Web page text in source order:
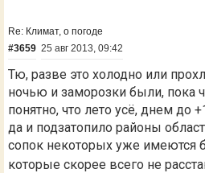
Re: Климат, о погоде
#3659 25 авг 2013, 09:42
Тю, разве это холодно или
ночью и заморозки были, пока
понятно, что лето усё, днем до
да и подзатопило районы
сопок некоторых уже имеются
которые скорее всего не